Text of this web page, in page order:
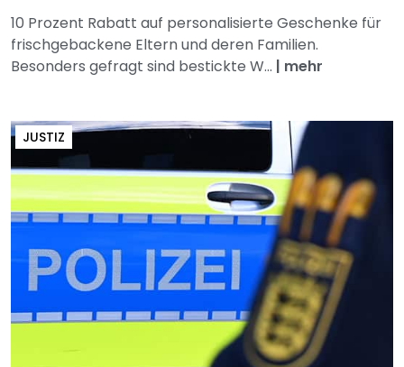
10 Prozent Rabatt auf personalisierte Geschenke für
frischgebackene Eltern und deren Familien.
Besonders gefragt sind bestickte W... | mehr
JUSTIZ